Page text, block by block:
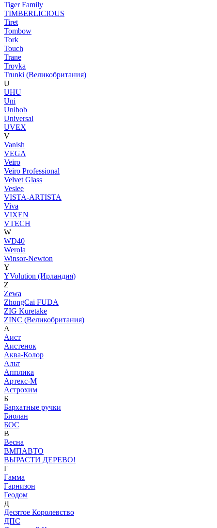
Tiger Family
TIMBERLICIOUS
Tiret
Tombow
Tork
Touch
Trane
Troyka
Trunki (Великобритания)
U
UHU
Uni
Unibob
Universal
UVEX
V
Vanish
VEGA
Veiro
Veiro Professional
Velvet Glass
Veslee
VISTA-ARTISTA
Viva
VIXEN
VTECH
W
WD40
Werola
Winsor-Newton
Y
YVolution (Ирландия)
Z
Zewa
ZhongCai FUDA
ZIG Kuretake
ZINC (Великобритания)
А
Аист
Аистенок
Аква-Колор
Альт
Апплика
Артекс-М
Астрохим
Б
Бархатные ручки
Биолан
БОС
В
Весна
ВМПАВТО
ВЫРАСТИ ДЕРЕВО!
Г
Гамма
Гарнизон
Геодом
Д
Десятое Королевство
ДПС